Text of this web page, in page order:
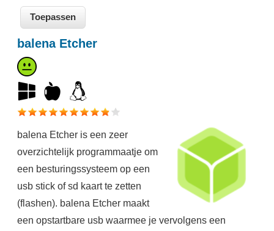
balena Etcher
balena Etcher is een zeer
overzichtelijk programmaatje om
een besturingssysteem op een
usb stick of sd kaart te zetten
(flashen). balena Etcher maakt
een opstartbare usb waarmee je vervolgens een